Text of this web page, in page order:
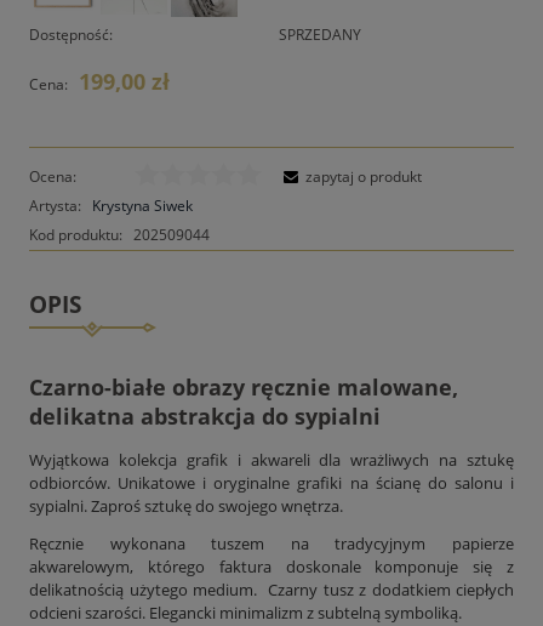
Dostępność: SPRZEDANY
Cena: 199,00 zł
Ocena:
Artysta:
Krystyna Siwek
Kod produktu: 202509044
zapytaj o produkt
OPIS
Czarno-białe obrazy ręcznie malowane,
delikatna abstrakcja do sypialni
Wyjątkowa kolekcja grafik i akwareli dla wrażliwych na sztukę
odbiorców. Unikatowe i oryginalne grafiki na ścianę do salonu i
sypialni. Zaproś sztukę do swojego wnętrza.
Ręcznie wykonana tuszem na tradycyjnym papierze
akwarelowym, którego faktura doskonale komponuje się z
delikatnością użytego medium. Czarny tusz z dodatkiem ciepłych
odcieni szarości. Elegancki minimalizm z subtelną symboliką.